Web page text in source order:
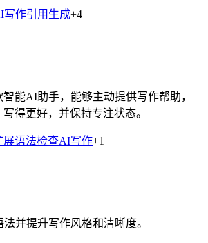
写作引用生成+4
智能AI助手，能够主动提供写作帮助，
得更好，并保持专注状态。
展语法检查AI写作+1
并提升写作风格和清晰度。